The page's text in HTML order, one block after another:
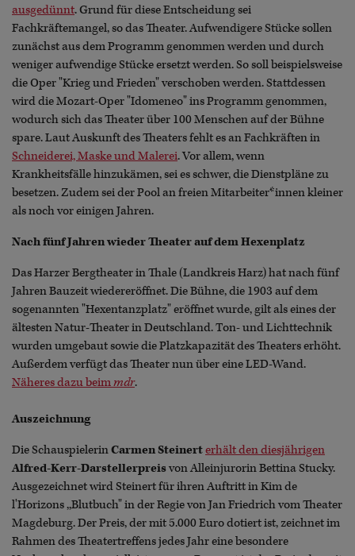
ausgedünnt. Grund für diese Entscheidung sei
Fachkräftemangel, so das Theater. Aufwendigere Stücke sollen
zunächst aus dem Programm genommen werden und durch
weniger aufwendige Stücke ersetzt werden. So soll beispielsweise
die Oper "Krieg und Frieden" verschoben werden. Stattdessen
wird die Mozart-Oper "Idomeneo" ins Programm genommen,
wodurch sich das Theater über 100 Menschen auf der Bühne
spare. Laut Auskunft des Theaters fehlt es an Fachkräften in
Schneiderei, Maske und Malerei. Vor allem, wenn
Krankheitsfälle hinzukämen, sei es schwer, die Dienstpläne zu
besetzen. Zudem sei der Pool an freien Mitarbeiter*innen kleiner
als noch vor einigen Jahren.
Nach fünf Jahren wieder Theater auf dem Hexenplatz
Das Harzer Bergtheater in Thale (Landkreis Harz) hat nach fünf
Jahren Bauzeit wiedereröffnet. Die Bühne, die 1903 auf dem
sogenannten "Hexentanzplatz" eröffnet wurde, gilt als eines der
ältesten Natur-Theater in Deutschland. Ton- und Lichttechnik
wurden umgebaut sowie die Platzkapazität des Theaters erhöht.
Außerdem verfügt das Theater nun über eine LED-Wand.
Näheres dazu beimmdr.
Auszeichnung
Die SchauspielerinCarmen Steinerterhält den diesjährigen
Alfred-Kerr-Darstellerpreisvon Alleinjurorin Bettina Stucky.
Ausgezeichnet wird Steinert für ihren Auftritt in Kim de
l'Horizons ,,Blutbuch" in der Regie von Jan Friedrich vom Theater
Magdeburg. Der Preis, der mit 5.000 Euro dotiert ist, zeichnet im
Rahmen des Theatertreffens jedes Jahr eine besondere